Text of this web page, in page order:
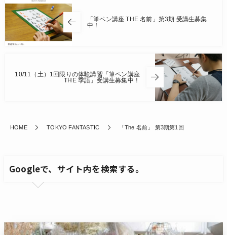
「筆ペン講座 THE 名前」第3期 受講生募集
中！
10/11（土）1回限りの体験講習「筆ペン講座
THE 季語」受講生募集中！
HOME TOKYO FANTASTIC 「The 名前」 第3期第1回
Googleで、サイト内を検索する。